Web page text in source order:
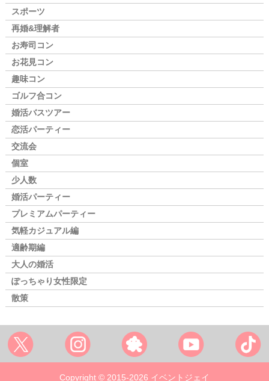
スポーツ
再婚&理解者
お寿司コン
お花見コン
趣味コン
ゴルフ合コン
婚活バスツアー
恋活パーティー
交流会
個室
少人数
婚活パーティー
プレミアムパーティー
気軽カジュアル編
適齢期編
大人の婚活
ぽっちゃり女性限定
散策
Copyright © 2015-2026 イベントジェイ